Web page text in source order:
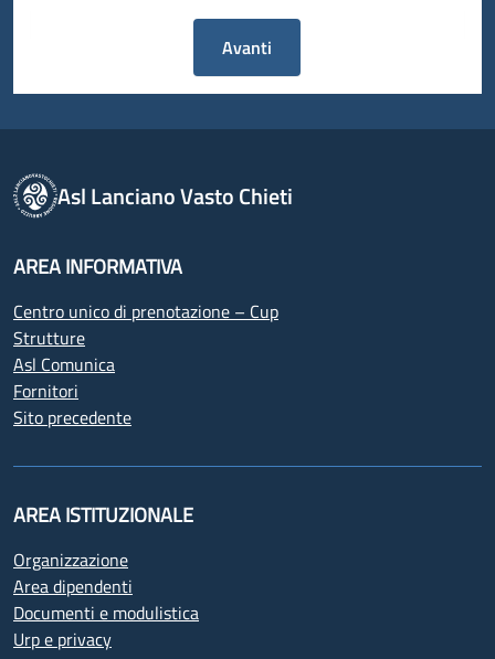
Avanti
Asl Lanciano Vasto Chieti
AREA INFORMATIVA
Centro unico di prenotazione – Cup
Strutture
Asl Comunica
Fornitori
Sito precedente
AREA ISTITUZIONALE
Organizzazione
Area dipendenti
Documenti e modulistica
Urp e privacy